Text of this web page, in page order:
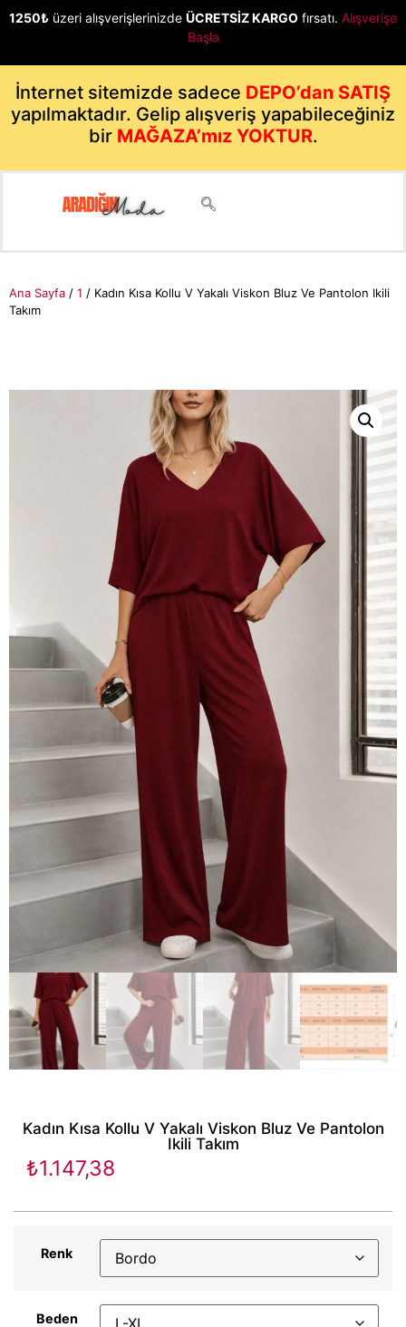
1250₺ üzeri alışverişlerinizde ÜCRETSİZ KARGO fırsatı. Alışverişe
Başla
İnternet sitemizde sadece DEPO’dan SATIŞ
yapılmaktadır. Gelip alışveriş yapabileceğiniz
bir MAĞAZA’mız YOKTUR.
Ana Sayfa / 1 / Kadın Kısa Kollu V Yakalı Viskon Bluz Ve Pantolon Ikili
Takım
Kadın Kısa Kollu V Yakalı Viskon Bluz Ve Pantolon
Ikili Takım
₺1.147,38
Renk
Beden